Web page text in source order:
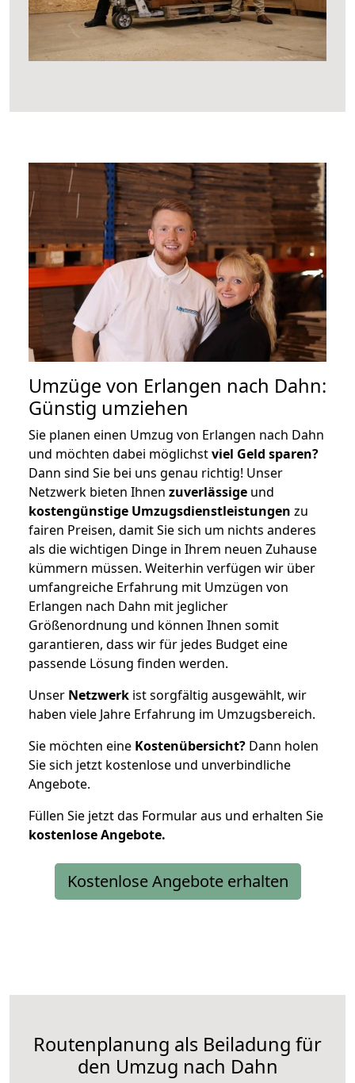
Umzüge von Erlangen nach Dahn:
Günstig umziehen
Sie planen einen Umzug von Erlangen nach Dahn
und möchten dabei möglichstviel Geld sparen?
Dann sind Sie bei uns genau richtig! Unser
Netzwerk bieten Ihnen zuverlässige und
kostengünstige Umzugsdienstleistungen zu
fairen Preisen, damit Sie sich um nichts anderes
als die wichtigen Dinge in Ihrem neuen Zuhause
kümmern müssen. Weiterhin verfügen wir über
umfangreiche Erfahrung mit Umzügen von
Erlangen nach Dahn mit jeglicher
Größenordnung und können Ihnen somit
garantieren, dass wir für jedes Budget eine
passende Lösung finden werden.
Unser Netzwerk ist sorgfältig ausgewählt, wir
haben viele Jahre Erfahrung im Umzugsbereich.
Sie möchten eine Kostenübersicht? Dann holen
Sie sich jetzt kostenlose und unverbindliche
Angebote.
Füllen Sie jetzt das Formular aus und erhalten Sie
kostenloseAngebote.
Kostenlose Angebote erhalten
Routenplanung als Beiladung für
den Umzug nach Dahn